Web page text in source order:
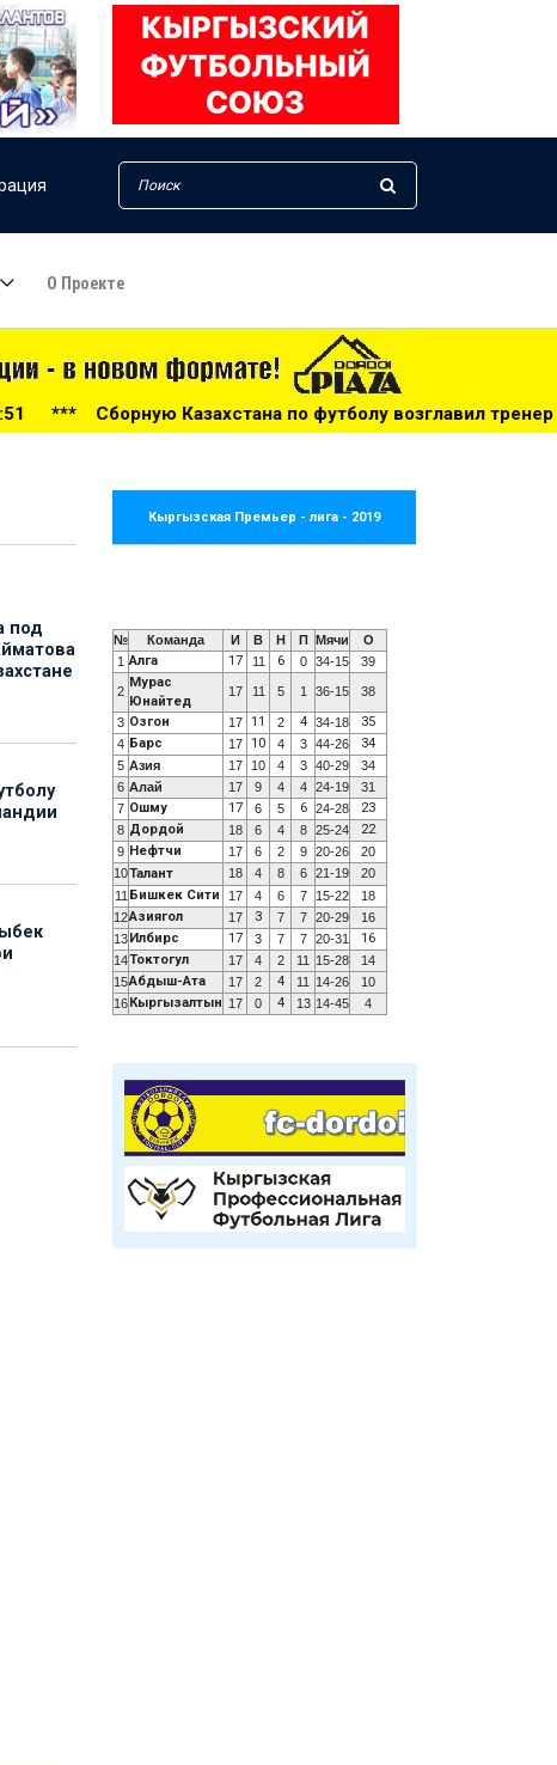
О Проекте
по футболу возглавил тренер из Голландии - 14:34
под
Кыргызская Премьер - лига - 2019
№ Команда И В Н П Мячи
О
1 Алга 17 11 6 0 34-15 39
2
Мурас
Юнайтед
17 11 5 1 36-15 38
3 Озгон 17 11 2 4 34-18 35
4 Барс 17 10 4 3 44-26 34
5 Азия 17 10 4 3 40-29
34
6 Алай 17 9 4 4 24-19
31
7 Ошму 17 6 5 6 24-28 23
8 Дордой 18 6 4 8 25-24 22
9 Нефтчи 17 6 2 9 20-26
20
10Талант 18 4 8 6 21-19
20
11 Бишкек Сити 17 4 6 7 15-22
18
12Азиягол 17 3 7 7 20-29
16
13 Илбирс 17 3 7 7 20-31 16
14Токтогул 17 4 2 11 15-28
14
15Абдыш-Ата 17 2 4 11 14-26
10
16 Кыргызалтын 17 0 4 13 14-45 4